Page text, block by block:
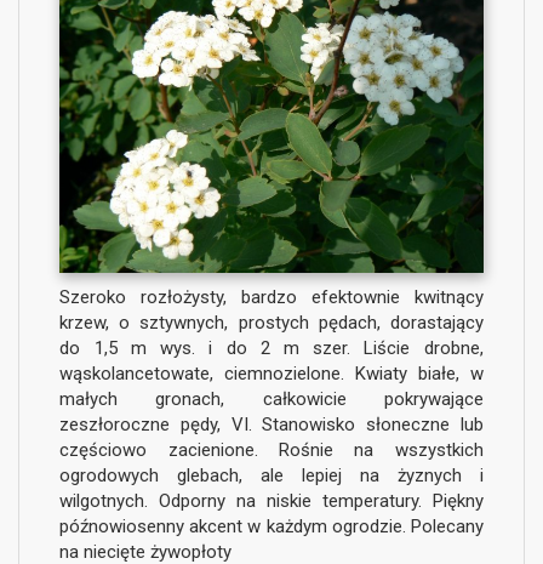
Szeroko rozłożysty, bardzo efektownie kwitnący
krzew, o sztywnych, prostych pędach, dorastający
do 1,5 m wys. i do 2 m szer. Liście drobne,
wąskolancetowate, ciemnozielone. Kwiaty białe, w
małych gronach, całkowicie pokrywające
zeszłoroczne pędy, VI. Stanowisko słoneczne lub
częściowo zacienione. Rośnie na wszystkich
ogrodowych glebach, ale lepiej na żyznych i
wilgotnych. Odporny na niskie temperatury. Piękny
późnowiosenny akcent w każdym ogrodzie. Polecany
na niecięte żywopłoty